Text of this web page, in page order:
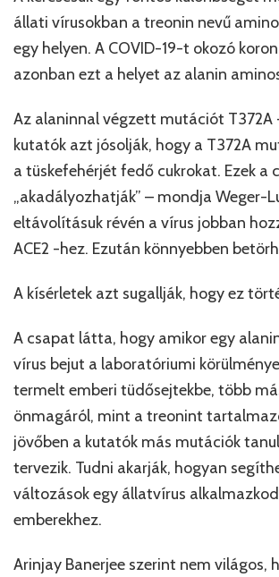
állati vírusokban a treonin nevű
egy helyen. A COVID-19-t okozó
azonban ezt a helyet az alanin
Az alaninnal végzett mutációt T372A
kutatók azt jósolják, hogy a T372A
a tüskefehérjét fedő cukrokat. Ezek a
„akadályozhatják” – mondja Weger-
eltávolításuk révén a vírus jobban
ACE2 -hez. Ezután könnyebben
A kísérletek azt sugallják, hogy ez
A csapat látta, hogy amikor egy
vírus bejut a laboratóriumi
termelt emberi tüdősejtekbe, több
önmagáról, mint a treonint
jövőben a kutatók más mutációk
tervezik. Tudni akarják, hogyan
változások egy állatvírus
emberekhez.
Arinjay Banerjee szerint nem világos,